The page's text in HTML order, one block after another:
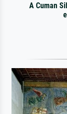
A Cuman